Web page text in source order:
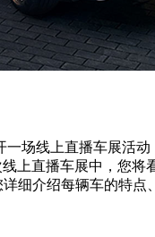
场线上直播车展
上直播车展中，您
细介绍每辆车的特